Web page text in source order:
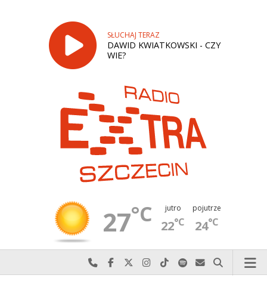
SŁUCHAJ TERAZ
DAWID KWIATKOWSKI - CZY
WIE?
27°C jutro
22°C
pojutrze
24°C
Najlepiej po prostu do nas zadzwoń
Odwiedź nas na Facebook-u
Odwiedź nas na X
Odwiedź nas na Instagram-ie
Odwiedź nas na TikTok-u
Szukaj nas na Spotify
Wyślij do nas
Szukaj